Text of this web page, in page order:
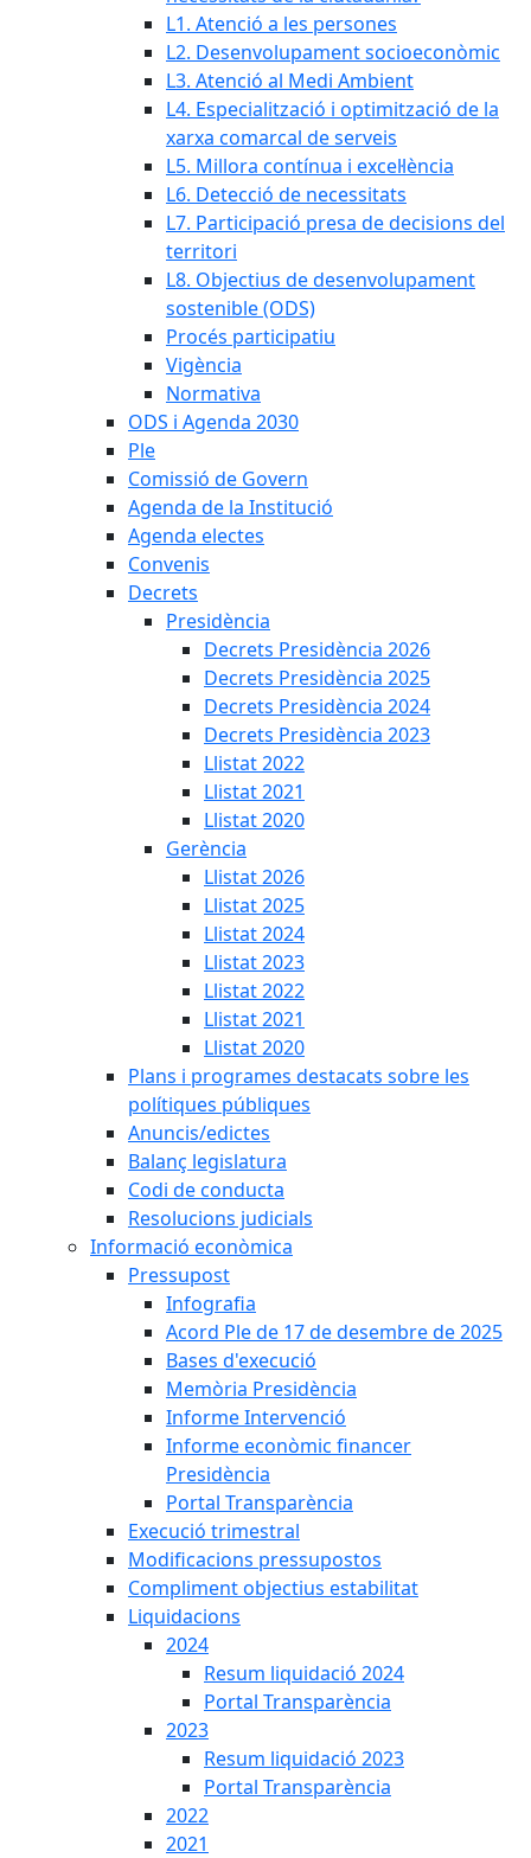
L1. Atenció a les persones
L2. Desenvolupament socioeconòmic
L3. Atenció al Medi Ambient
L4. Especialització i optimització de la
xarxa comarcal de serveis
L5. Millora contínua i excel·lència
L6. Detecció de necessitats
L7. Participació presa de decisions del
territori
L8. Objectius de desenvolupament
sostenible (ODS)
Procés participatiu
Vigència
Normativa
ODS i Agenda 2030
Ple
Comissió de Govern
Agenda de la Institució
Agenda electes
Convenis
Decrets
Presidència
Decrets Presidència 2026
Decrets Presidència 2025
Decrets Presidència 2024
Decrets Presidència 2023
Llistat 2022
Llistat 2021
Llistat 2020
Gerència
Llistat 2026
Llistat 2025
Llistat 2024
Llistat 2023
Llistat 2022
Llistat 2021
Llistat 2020
Plans i programes destacats sobre les
polítiques públiques
Anuncis/edictes
Balanç legislatura
Codi de conducta
Resolucions judicials
Informació econòmica
Pressupost
Infografia
Acord Ple de 17 de desembre de 2025
Bases d'execució
Memòria Presidència
Informe Intervenció
Informe econòmic financer
Presidència
Portal Transparència
Execució trimestral
Modificacions pressupostos
Compliment objectius estabilitat
Liquidacions
2024
Resum liquidació 2024
Portal Transparència
2023
Resum liquidació 2023
Portal Transparència
2022
2021